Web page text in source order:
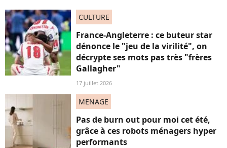
CULTURE
France-Angleterre : ce buteur star
dénonce le "jeu de la virilité", on
décrypte ses mots pas très "frères
Gallagher"
17 juillet 2026
MENAGE
Pas de burn out pour moi cet été,
grâce à ces robots ménagers hyper
performants